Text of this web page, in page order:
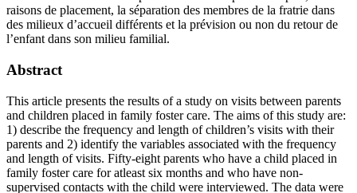
raisons de placement, la séparation des membres de la fratrie dans
des milieux d’accueil différents et la prévision ou non du retour de
l’enfant dans son milieu familial.
Abstract
This article presents the results of a study on visits between parents
and children placed in family foster care. The aims of this study are:
1) describe the frequency and length of children’s visits with their
parents and 2) identify the variables associated with the frequency
and length of visits. Fifty-eight parents who have a child placed in
family foster care for atleast six months and who have non-
supervised contacts with the child were interviewed. The data were